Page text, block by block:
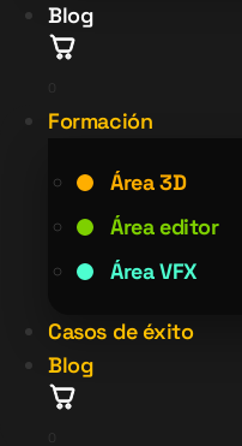
Blog
Formación
Área 3D
Área editor
Área VFX
Casos de éxito
Blog